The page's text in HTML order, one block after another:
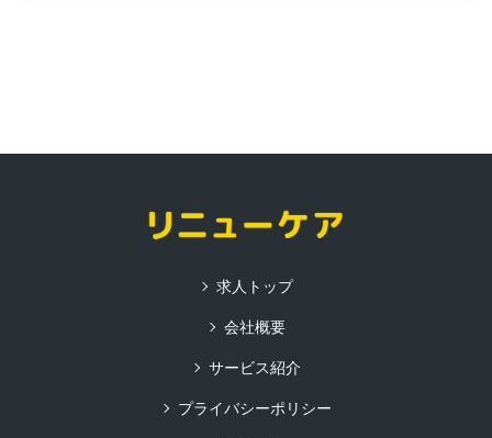
求人トップ
会社概要
サービス紹介
プライバシーポリシー